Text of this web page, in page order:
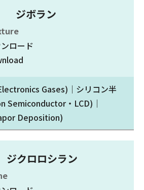
ボラン
ロード
Gases)｜シリコン半
Semiconductor・LCD)｜
Deposition)
クロロシラン